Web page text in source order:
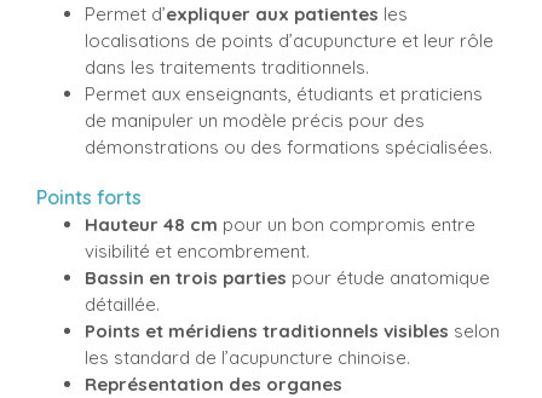
Permet d’expliquer aux patientes les
localisations de points d’acupuncture et leur rôle
dans les traitements traditionnels.
Permet aux enseignants, étudiants et praticiens
de manipuler un modèle précis pour des
démonstrations ou des formations spécialisées.
Points forts
Hauteur 48 cm pour un bon compromis entre
visibilité et encombrement.
Bassin en trois parties pour étude anatomique
détaillée.
Points et méridiens traditionnels visibles selon
les standard de l’acupuncture chinoise.
Représentation des organes